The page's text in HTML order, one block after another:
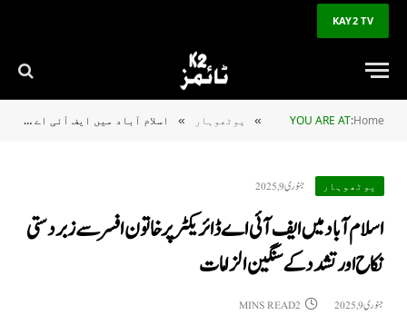
KAY2 TV
YOU ARE AT:Home
» پوٹھوہار » اسلام آباد میں ایف آئی اے ڈائریکٹر پر خاتون افسر سے زبردستی نکاح اور تشدد کے سنگین الزامات
پوٹھوہار جنوری 9, 2025
اسلام آباد میں ایف آئی اے ڈائریکٹر پر خاتون افسر سے زبردستی
نکاح اور تشدد کے سنگین الزامات
جنوری 9, 2025 2 MINS READ